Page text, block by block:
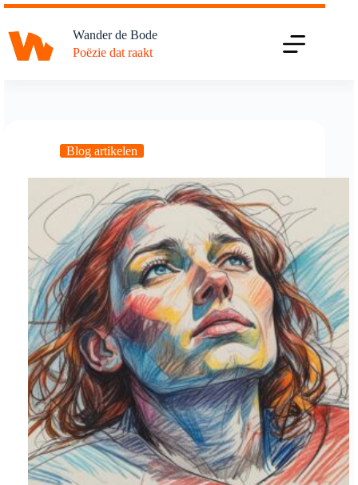
Ga
de
inhoud
Wander de Bode
Poëzie dat raakt
Blog artikelen